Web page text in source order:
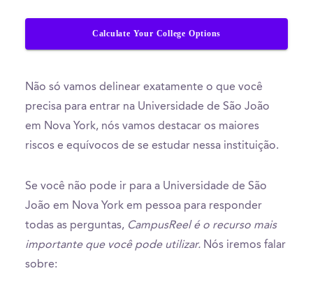
Calculate Your College Options
Não só vamos delinear exatamente o que você
precisa para entrar na Universidade de São João
em Nova York, nós vamos destacar os maiores
riscos e equívocos de se estudar nessa instituição.
Se você não pode ir para a Universidade de São
João em Nova York em pessoa para responder
todas as perguntas, CampusReel é o recurso mais
importante que você pode utilizar. Nós iremos falar
sobre: